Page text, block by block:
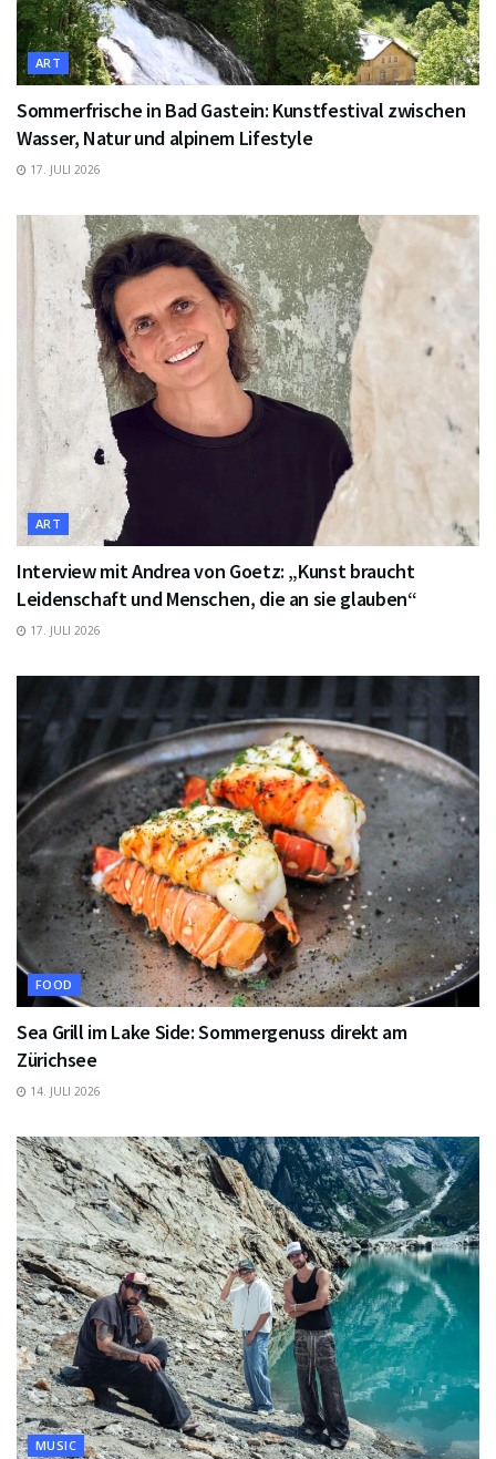
ART
Sommerfrische in Bad Gastein: Kunstfestival zwischen
Wasser, Natur und alpinem Lifestyle
17. JULI 2026
ART
Interview mit Andrea von Goetz: „Kunst braucht
Leidenschaft und Menschen, die an sie glauben“
17. JULI 2026
FOOD
Sea Grill im Lake Side: Sommergenuss direkt am
Zürichsee
14. JULI 2026
MUSIC